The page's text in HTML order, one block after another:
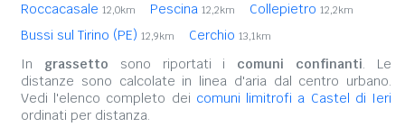
Roccacasale 12,0km Pescina 12,2km Collepietro 12,2km
Bussi sul Tirino (PE) 12,9km Cerchio 13,1km
In grassetto sono riportati i comuni confinanti. Le
distanze sono calcolate in linea d'aria dal centro urbano.
Vedi l'elenco completo dei comuni limitrofi a Castel di Ieri
ordinati per distanza.